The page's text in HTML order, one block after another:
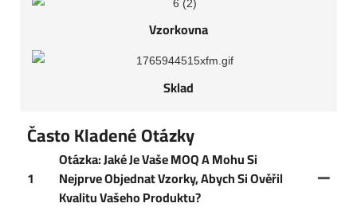
Vzorkovna
Sklad
Často Kladené Otázky
1
Otázka: Jaké Je Vaše MOQ A Mohu Si
Nejprve Objednat Vzorky, Abych Si Ověřil
Kvalitu Vašeho Produktu?